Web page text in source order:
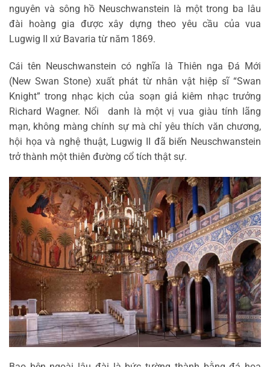
nguyên và sông hồ Neuschwanstein là một trong ba lâu
đài hoàng gia được xây dựng theo yêu cầu của vua
Lugwig II xứ Bavaria từ năm 1869.
Cái tên Neuschwanstein có nghĩa là Thiên nga Đá Mới
(New Swan Stone) xuất phát từ nhân vật hiệp sĩ “Swan
Knight” trong nhạc kịch của soạn giả kiêm nhạc trưởng
Richard Wagner. Nổi danh là một vị vua giàu tính lãng
mạn, không màng chính sự mà chỉ yêu thích văn chương,
hội họa và nghệ thuật, Lugwig II đã biến Neuschwanstein
trở thành một thiên đường cổ tích thật sự.